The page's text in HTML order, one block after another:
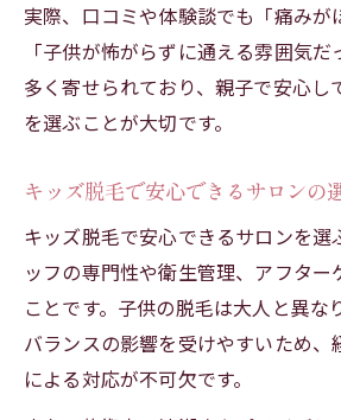
実際、口コミや体験談でも「痛みが
「子供が怖がらずに通える雰囲気
多く寄せられており、親子で安心し
を選ぶことが大切です。
キッズ脱毛で安心できるサロンの
キッズ脱毛で安心できるサロンを選
ッフの専門性や衛生管理、アフター
ことです。子供の脱毛は大人と異な
バランスの影響を受けやすいため、
による対応が不可欠です。